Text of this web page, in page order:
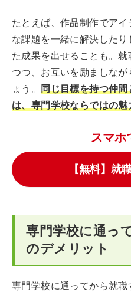
たとえば、作品制作でア
な課題を一緒に解決した
た成果を出せることも。
つつ、お互いを励ましな
ょう。同じ目標を持つ仲
は、専門学校ならではの魅
スマホ
【無料】就
専門学校に通っ
のデメリット
専門学校に通ってから就